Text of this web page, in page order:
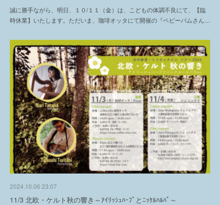
誠に勝手ながら、明日、１０/１１（金）は、こどもの体調不良にて、【臨
時休業】いたします。ただいま、珈琲オッタにて開催の『ベビーパムさん…
2024.10.06 23:07
11/3 北欧・ケルト秋の響き～ｱｲﾘｯｼｭﾊｰﾌﾟとﾆｯｹﾙﾊﾙﾊﾟ～